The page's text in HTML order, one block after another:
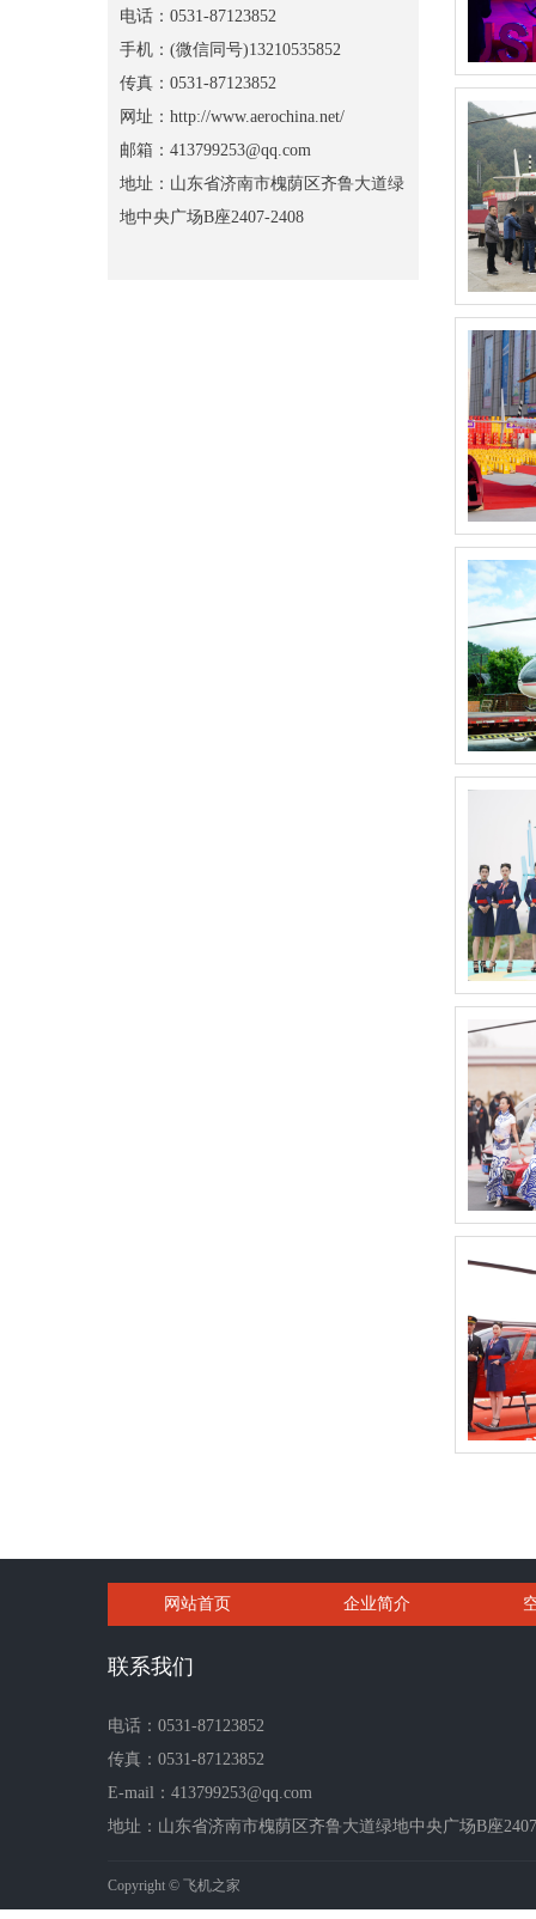
电话：0531-87123852
手机：(微信同号)13210535852
传真：0531-87123852
网址：http://www.aerochina.net/
邮箱：413799253@qq.com
地址：山东省济南市槐荫区齐鲁大道绿
地中央广场B座2407-2408
网站首页 企业简介
联系我们
电话：0531-87123852
传真：0531-87123852
E-mail：413799253@qq.com
地址：山东省济南市槐荫区齐鲁大道绿地中央广场B座
Copyright © 飞机之家